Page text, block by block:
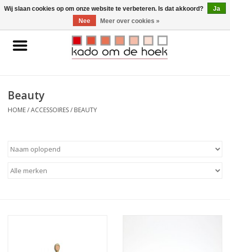
0 Artikelen - €0,00
Home
Gadgets
Beauty
HOME/ACCESSOIRES/ BEAUTY
Wij slaan cookies op om onze website te verbeteren. Is dat akkoord?
Ja
Nee
Meer over cookies »